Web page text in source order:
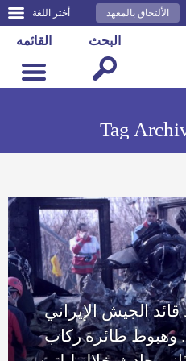
أختر اللغة الألتحاق بالمعهد
القائمه البحث
Tag
الجيش الإيراني
وهبوط طائرة ركاب